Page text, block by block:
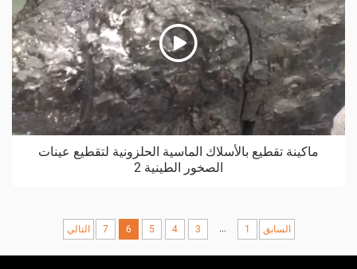
ماكينة تقطيع بالأسلاك الماسية الحلزونية لتقطيع عينات
الصخور الطينية 2
السابق 1
...
3
4
5
6
7 التالي